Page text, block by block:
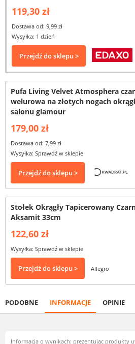
119,30 zł
Dostawa od: 9,99 zł
Wysyłka: 1 dzień
Przejdź do sklepu >
Pufa Living Velvet Atmosphera
welurowa na złotych nogach
salonu glamour
179,00 zł
Dostawa od: 7,99 zł
Wysyłka: Sprawdź w sklepie
Przejdź do sklepu >
Stołek Okrągły Tapicerowany
Aksamit 33cm
122,60 zł
Wysyłka: Sprawdź w sklepie
Przejdź do sklepu > Allegro
PODOBNE INFORMACJE OPINIE
Informacja o wynikach: prezentując produkty